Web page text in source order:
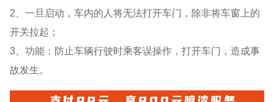
2、一旦启动，车内的人将无法打开车门，除非将车窗上的
开关拉起；
3、功能：防止车辆行驶时乘客误操作，打开车门，造成事
故发生。